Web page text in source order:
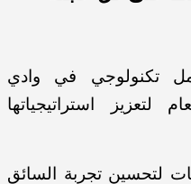
تكنولوجي في وادي
لتعزيز استراتيجياتها
لتحسين تجربة السائق